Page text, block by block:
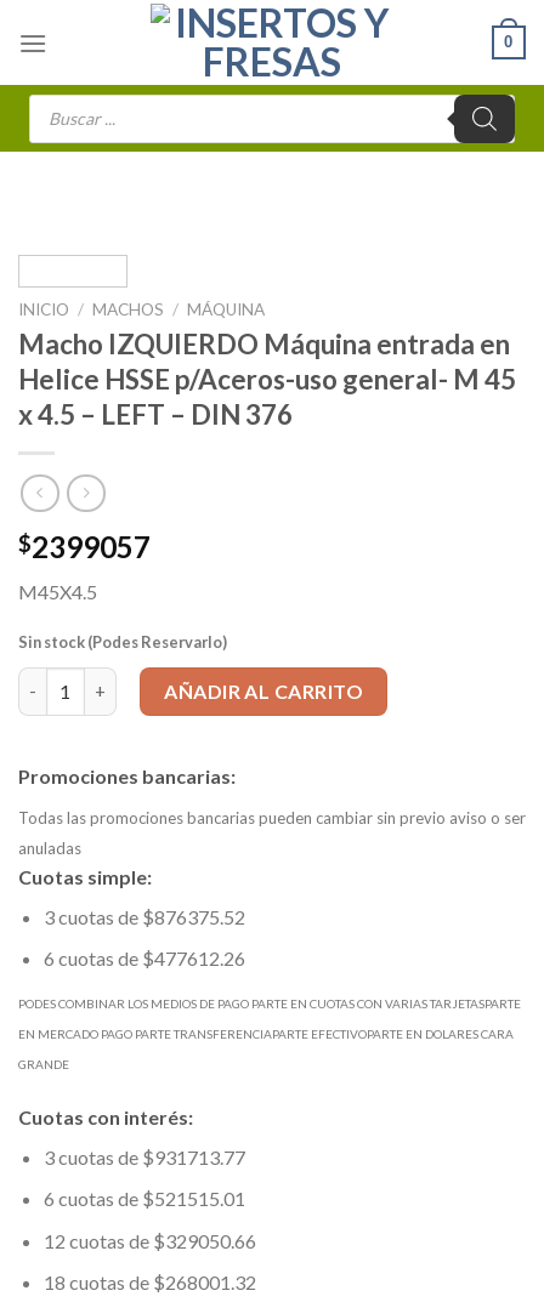
0
Búsqueda
INICIO / MACHOS / MÁQUINA
Macho IZQUIERDO Máquina entrada en
Helice HSSE p/Aceros-uso general- M 45
x 4.5 – LEFT – DIN 376
$2399057
M45X4.5
Sin stock (Podes Reservarlo)
Macho IZQUIERDO Máquina entrada en Helice HSSE p/Aceros-
AÑADIR AL CARRITO
Promociones bancarias:
Todas las promociones bancarias pueden cambiar sin previo aviso o ser
anuladas
Cuotas simple:
3 cuotas de $876375.52
6 cuotas de $477612.26
PODES COMBINAR LOS MEDIOS DE PAGO PARTE EN CUOTAS CON VARIAS TARJETASPARTE
EN MERCADO PAGO PARTE TRANSFERENCIAPARTE EFECTIVOPARTE EN DOLARES CARA
GRANDE
Cuotas con interés:
3 cuotas de $931713.77
6 cuotas de $521515.01
12 cuotas de $329050.66
18 cuotas de $268001.32